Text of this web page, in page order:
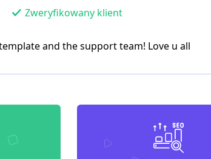
Zweryfikowany klient
and the support team! Love u all